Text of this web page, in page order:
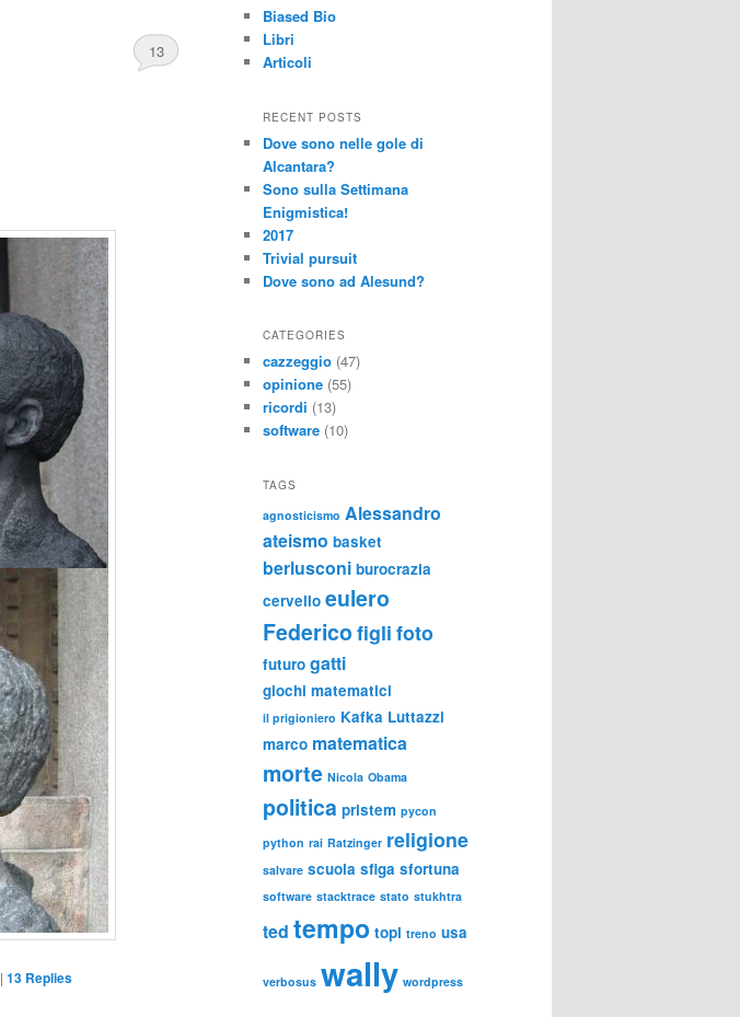
13
| 13 Replies
Biased Bio
Libri
Articoli
RECENT POSTS
Dove sono nelle gole di
Alcantara?
Sono sulla Settimana
Enigmistica!
2017
Trivial pursuit
Dove sono ad Alesund?
CATEGORIES
cazzeggio (47)
opinione (55)
ricordi (13)
software (10)
TAGS
agnosticismo Alessandro
ateismo basket
berlusconi burocrazia
cervello eulero
Federico figli foto
futuro gatti
giochi matematici
il prigioniero Kafka Luttazzi
marco matematica
morte Nicola Obama
politica pristem pycon
python rai Ratzinger religione
salvare scuola sfiga sfortuna
software stacktrace stato stukhtra
ted tempo topi treno usa
verbosus wally wordpress